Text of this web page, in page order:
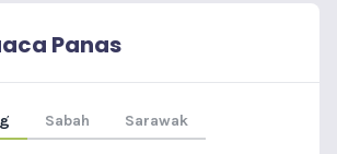
Panas
Sabah Sarawak